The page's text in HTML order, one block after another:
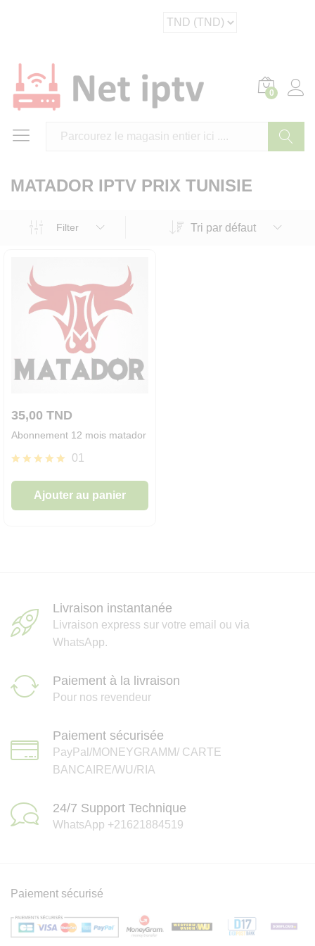
0
MATADOR IPTV PRIX TUNISIE
Filter Tri par défaut
35,00 TND
Abonnement 12 mois matador
5.00
sur 5
01
Ajouter au panier
Livraison instantanée
Livraison express sur votre email ou via
WhatsApp.
Paiement à la livraison
Pour nos revendeur
Paiement sécurisée
PayPal/MONEYGRAMM/ CARTE
BANCAIRE/WU/RIA
24/7 Support Technique
WhatsApp +21621884519
Paiement sécurisé